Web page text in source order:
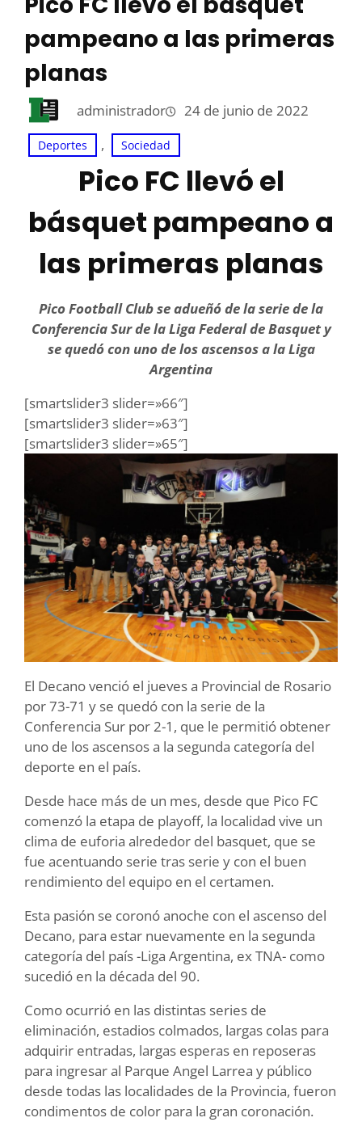
pampeano a las primeras
planas
administrador 24 de junio de 2022
Deportes , Sociedad
Pico FC llevó el
básquet pampeano a
las primeras planas
Pico Football Club se adueñó de la serie de la
Conferencia Sur de la Liga Federal de Basquet y
se quedó con uno de los ascensos a la Liga
Argentina
[smartslider3 slider=»66″]
[smartslider3 slider=»63″]
[smartslider3 slider=»65″]
El Decano venció el jueves a Provincial de Rosario
por 73-71 y se quedó con la serie de la
Conferencia Sur por 2-1, que le permitió obtener
uno de los ascensos a la segunda categoría del
deporte en el país.
Desde hace más de un mes, desde que Pico FC
comenzó la etapa de playoff, la localidad vive un
clima de euforia alrededor del basquet, que se
fue acentuando serie tras serie y con el buen
rendimiento del equipo en el certamen.
Esta pasión se coronó anoche con el ascenso del
Decano, para estar nuevamente en la segunda
categoría del país -Liga Argentina, ex TNA- como
sucedió en la década del 90.
Como ocurrió en las distintas series de
eliminación, estadios colmados, largas colas para
adquirir entradas, largas esperas en reposeras
para ingresar al Parque Angel Larrea y público
desde todas las localidades de la Provincia, fueron
condimentos de color para la gran coronación.